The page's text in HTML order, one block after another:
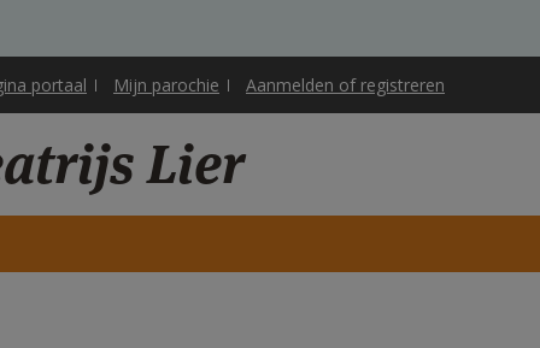
portaal Mijn parochie Aanmelden of registreren
Lier